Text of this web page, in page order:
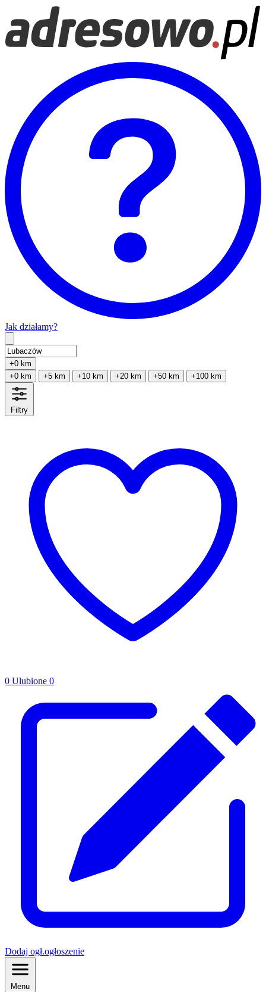
Jak działamy?
+0 km
+0 km
+5 km +10 km +20 km +50 km +100 km
Filtry
0 Ulubione 0
Dodaj ogł.ogłoszenie
Menu